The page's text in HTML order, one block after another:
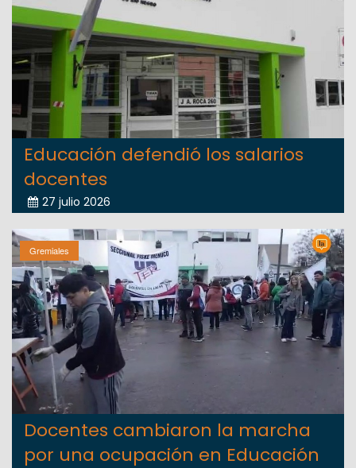
Educación defendió los salarios
docentes
27 julio 2026
Gremiales
Docentes cambiaron la marcha
por una ocupación en Educación